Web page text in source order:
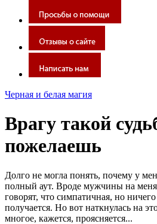
Черная и белая магия
Врагу такой
пожелаешь
Долго не могла понять, почему у
полный аут. Вроде мужчины на
говорят, что симпатичная, но ничего
получается. Но вот наткнулась на
многое, кажется, проясняется...